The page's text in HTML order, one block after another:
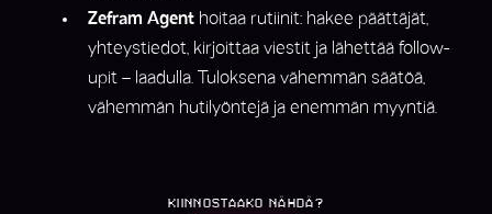
Zefram Agent hoitaa rutiinit: hakee päättäjät,
yhteystiedot, kirjoittaa viestit ja lähettää follow-
upit – laadulla. Tuloksena vähemmän säätöä,
vähemmän hutilyöntejä ja enemmän myyntiä.
KIINNOSTAAKO NÄHDÄ?